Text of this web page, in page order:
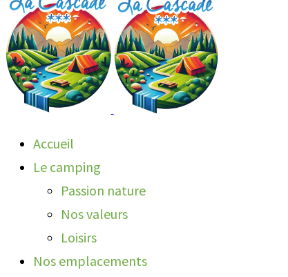
Accueil
Le camping
Passion nature
Nos valeurs
Loisirs
Nos emplacements